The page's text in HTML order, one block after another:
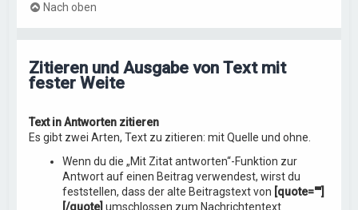
Nach oben
Zitieren und Ausgabe von Text mit
fester Weite
Text in Antworten zitieren
Es gibt zwei Arten, Text zu zitieren: mit Quelle und ohne.
Wenn du die „Mit Zitat antworten“-Funktion zur
Antwort auf einen Beitrag verwendest, wirst du
feststellen, dass der alte Beitragstext von [quote=""]
[/quote] umschlossen zum Nachrichtentext